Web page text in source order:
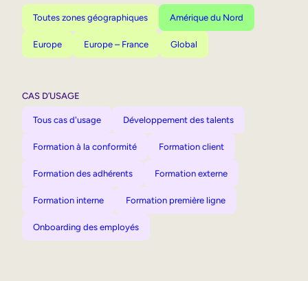
Toutes zones géographiques Amérique du Nord
Europe Europe – France Global
CAS D’USAGE
Tous cas d'usage Développement des talents
Formation à la conformité Formation client
Formation des adhérents Formation externe
Formation interne Formation première ligne
Onboarding des employés